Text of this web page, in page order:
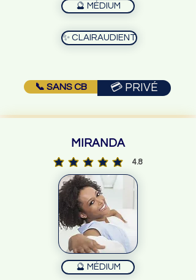
🔮 MÉDIUM
✨ CLAIRAUDIENT
📞 SANS CB 💳 PRIVÉ
MIRANDA
4.8
la note moyenne est 4.8 sur
🔮 MÉDIUM